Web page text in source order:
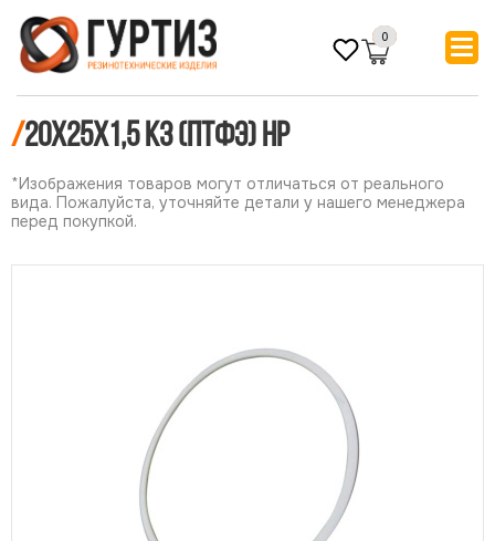
0
/20х25х1,5 КЗ (ПТФЭ) НР
*Изображения товаров могут отличаться от реального
вида. Пожалуйста, уточняйте детали у нашего менеджера
перед покупкой.